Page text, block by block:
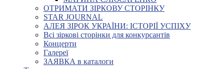
ОТРИМАТИ ЗІРКОВУ СТОРІНКУ
STAR JOURNAL
АЛЕЯ ЗІРОК УКРАЇНИ: ІСТОРІЇ УСПІХУ
Всі зіркові сторінки для конкурсантів
Концерти
Галереї
ЗАЯВКА в каталоги